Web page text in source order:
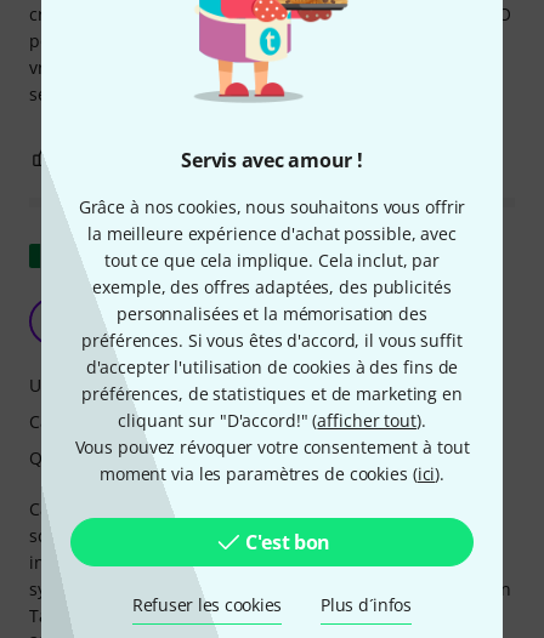
Servis avec amour !
Grâce à nos cookies, nous souhaitons vous offrir
la meilleure expérience d'achat possible, avec
tout ce que cela implique. Cela inclut, par
exemple, des offres adaptées, des publicités
personnalisées et la mémorisation des
préférences. Si vous êtes d'accord, il vous suffit
d'accepter l'utilisation de cookies à des fins de
préférences, de statistiques et de marketing en
cliquant sur "D'accord!" (afficher tout).
Vous pouvez révoquer votre consentement à tout
moment via les paramètres de cookies (ici).
C'est bon
Refuser les cookies Plus d´infos
créer des séquences de gate rythmiques ou de figer les LFO
pour des textures sonores statiques, ce module est
vraiment polyvalent, et le tout sur un format compact de
seulement 6 HP. Je le recommande vivement.
SIGNALER L'ÉVALUATION
Afficher l'original
module vraiment utile
Rossdd 10.12.2024
Capable d'ajouter jusqu'à +13 volts (5+8), ce module
scale/offset/invert de Make Noise permet une parfaite
interaction entre les systèmes modulaires Eurorack et les
synthés analogiques. Personnellement, je l'utilise dans mon
Tape & MicroSound MM comme conduit vers mon Pulsar-
Utilisation
Caractéristiques
Qualité de fabrication